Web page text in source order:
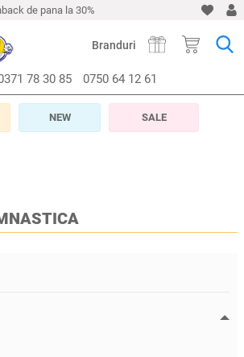
de pana la 30% Livrare timp de 5-10
Branduri
78 30 85 0750 64 12 61
NEW SALE